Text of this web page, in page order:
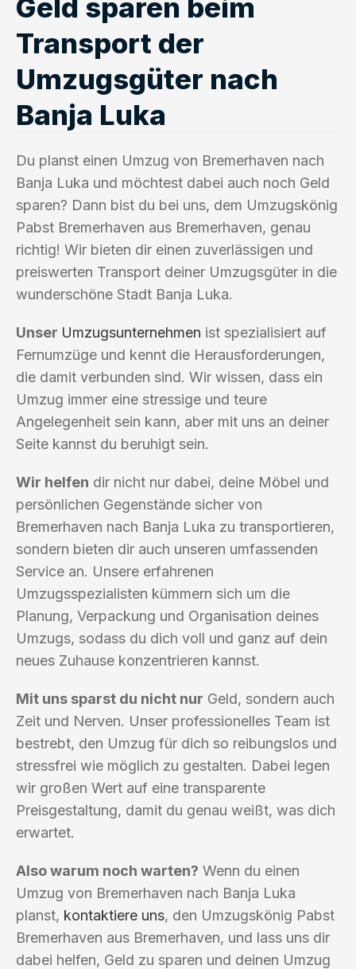
Geld sparen beim
Transport der
Umzugsgüter nach
Banja Luka
Du planst einen Umzug von Bremerhaven nach
Banja Luka und möchtest dabei auch noch Geld
sparen? Dann bist du bei uns, dem Umzugskönig
Pabst Bremerhaven aus Bremerhaven, genau
richtig! Wir bieten dir einen zuverlässigen und
preiswerten Transport deiner Umzugsgüter in die
wunderschöne Stadt Banja Luka.
Unser Umzugsunternehmen ist spezialisiert auf
Fernumzüge und kennt die Herausforderungen,
die damit verbunden sind. Wir wissen, dass ein
Umzug immer eine stressige und teure
Angelegenheit sein kann, aber mit uns an deiner
Seite kannst du beruhigt sein.
Wir helfen dir nicht nur dabei, deine Möbel und
persönlichen Gegenstände sicher von
Bremerhaven nach Banja Luka zu transportieren,
sondern bieten dir auch unseren umfassenden
Service an. Unsere erfahrenen
Umzugsspezialisten kümmern sich um die
Planung, Verpackung und Organisation deines
Umzugs, sodass du dich voll und ganz auf dein
neues Zuhause konzentrieren kannst.
Mit uns sparst du nicht nur Geld, sondern auch
Zeit und Nerven. Unser professionelles Team ist
bestrebt, den Umzug für dich so reibungslos und
stressfrei wie möglich zu gestalten. Dabei legen
wir großen Wert auf eine transparente
Preisgestaltung, damit du genau weißt, was dich
erwartet.
Also warum noch warten? Wenn du einen
Umzug von Bremerhaven nach Banja Luka
planst, kontaktiere uns, den Umzugskönig Pabst
Bremerhaven aus Bremerhaven, und lass uns dir
dabei helfen, Geld zu sparen und deinen Umzug